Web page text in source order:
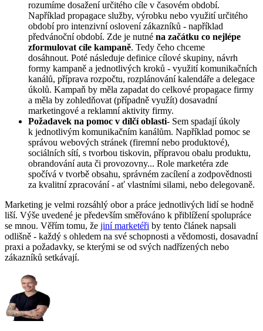
rozumíme dosažení určitého cíle v časovém období.
Například propagace služby, výrobku nebo využití určitého
období pro intenzivní oslovení zákazníků - například
předvánoční období. Zde je nutné na začátku co nejlépe
zformulovat cíle kampaně. Tedy čeho chceme
dosáhnout. Poté následuje definice cílové skupiny, návrh
formy kampaně a jednotlivých kroků - využití komunikačních
kanálů, příprava rozpočtu, rozplánování kalendáře a delegace
úkolů. Kampaň by měla zapadat do celkové propagace firmy
a měla by zohledňovat (případně využít) dosavadní
marketingové a reklamní aktivity firmy.
Požadavek na pomoc v dílčí oblasti- Sem spadají úkoly
k jednotlivým komunikačním kanálům. Například pomoc se
správou webových stránek (firemní nebo produktové),
sociálních sítí, s tvorbou tiskovin, přípravou obalu produktu,
obrandování auta či provozovny... Role marketéra zde
spočívá v tvorbě obsahu, správném zacílení a zodpovědnosti
za kvalitní zpracování - ať vlastními silami, nebo delegovaně.
Marketing je velmi rozsáhlý obor a práce jednotlivých lidí se hodně
liší. Výše uvedené je především směřováno k přiblížení spolupráce
se mnou. Věřím tomu, že jiní marketéři by tento článek napsali
odlišně - každý s ohledem na své schopnosti a vědomosti, dosavadní
praxi a požadavky, se kterými se od svých nadřízených nebo
zákazníků setkávají.